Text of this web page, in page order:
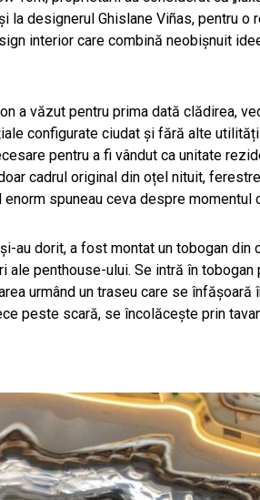
la designerul Ghislane Viñas, pentru o
interior care combină neobișnuit
a văzut pentru prima dată clădirea,
configurate ciudat și fără alte
pentru a fi vândut ca unitate
cadrul original din oțel nituit,
spuneau ceva despre momentul
au dorit, a fost montat un tobogan
ale penthouse-ului. Se intră în
urmând un traseu care se înfășoară
peste scară, se încolăcește prin